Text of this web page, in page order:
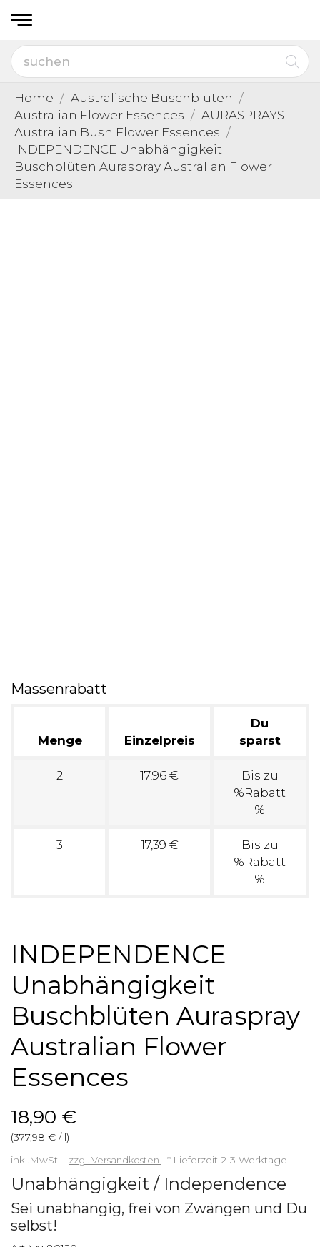
Home
Australische Buschblüten
Australian Flower Essences
AURASPRAYS
Australian Bush Flower Essences
INDEPENDENCE Unabhängigkeit
Buschblüten Auraspray Australian Flower
Essences
Massenrabatt
Menge Einzelpreis
Du
sparst
2 17,96 €
Bis zu
%Rabatt
%
3 17,39 €
Bis zu
%Rabatt
%
INDEPENDENCE
Unabhängigkeit
Buschblüten Auraspray
Australian Flower
Essences
18,90 €
(377,98 € / l)
inkl.MwSt.
zzgl. Versandkosten * Lieferzeit 2-3 Werktage
Unabhängigkeit / Independence
Sei unabhängig, frei von Zwängen und Du
selbst!